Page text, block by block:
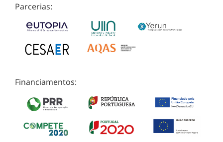
Parcerias:
Financiamentos: